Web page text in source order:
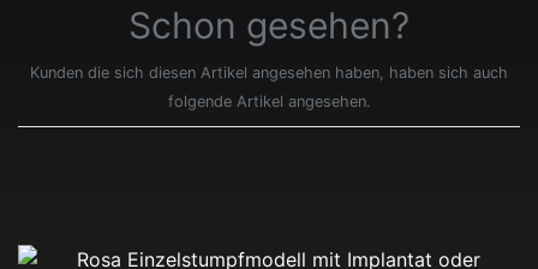
Schon gesehen?
Kunden die sich diesen Artikel angesehen haben, haben sich auch
folgende Artikel angesehen.